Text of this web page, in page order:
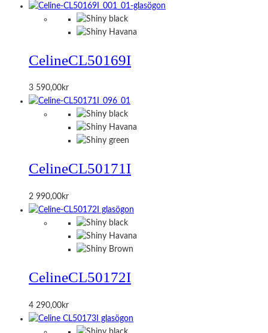
CelineCL50169I
3 590,00kr
CelineCL50171I
2 990,00kr
CelineCL50172I
4 290,00kr